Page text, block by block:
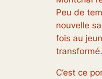
Peu de
nouvelle
fois au
C’est ce